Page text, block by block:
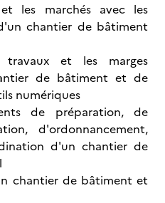
les marchés avec les
chantier de bâtiment
et les marges
de bâtiment et de
numériques
de préparation, de
d'ordonnancement,
d'un chantier de
chantier de bâtiment et